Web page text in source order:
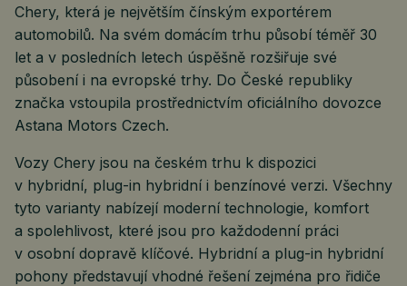
Chery, která je největším čínským exportérem
automobilů. Na svém domácím trhu působí téměř 30
let a v posledních letech úspěšně rozšiřuje své
působení i na evropské trhy. Do České republiky
značka vstoupila prostřednictvím oficiálního dovozce
Astana Motors Czech.
Vozy Chery jsou na českém trhu k dispozici
v hybridní, plug-in hybridní i benzínové verzi. Všechny
tyto varianty nabízejí moderní technologie, komfort
a spolehlivost, které jsou pro každodenní práci
v osobní dopravě klíčové. Hybridní a plug-in hybridní
pohony představují vhodné řešení zejména pro řidiče